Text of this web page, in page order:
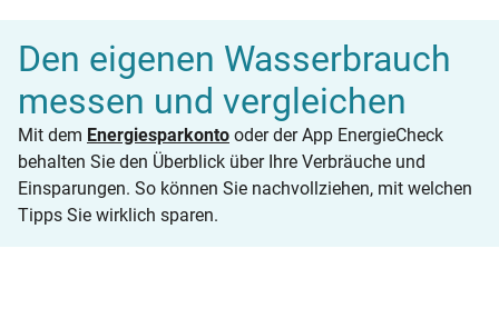
Den eigenen Wasserbrauch
messen und vergleichen
Mit dem Energiesparkonto oder der App EnergieCheck
behalten Sie den Überblick über Ihre Verbräuche und
Einsparungen. So können Sie nachvollziehen, mit welchen
Tipps Sie wirklich sparen.